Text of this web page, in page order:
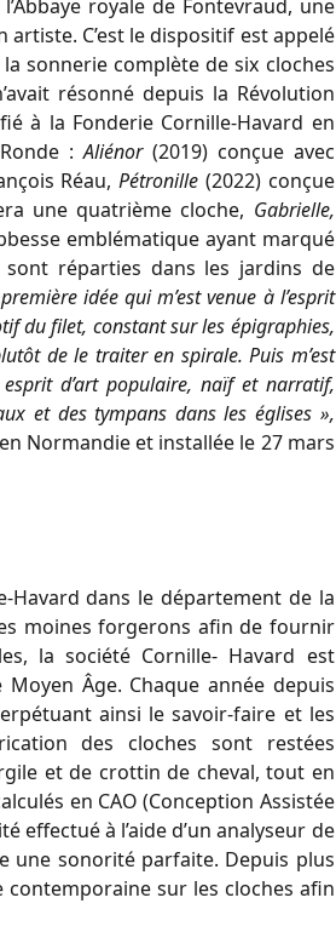
royale de Fontevraud, une
C’est le dispositif est appelé
sonnerie complète de six cloches
résonné depuis la Révolution
à la Fonderie Cornille-Havard en
:Aliénor (2019) conçue avec
Réau,Pétronille (2022) conçue
une quatrième cloche, Gabrielle,
emblématique ayant marqué
sont réparties dans les jardins de
idée qui m’est venue à l’esprit
du filet, constant sur les épigraphies,
de le traiter en spirale. Puis m’est
d’art populaire, naïf et narratif,
et des tympans dans les églises »,
Normandie et installée le 27 mars
Havard dans le département de la
moines forgerons afin de fournir
la société Cornille- Havard est
Âge. Chaque année depuis
ainsi le savoir-faire et les
des cloches sont restées
et de crottin de cheval, tout en
en CAO (Conception Assistée
effectué à l’aide d’un analyseur de
une sonorité parfaite. Depuis plus
sur les cloches afin